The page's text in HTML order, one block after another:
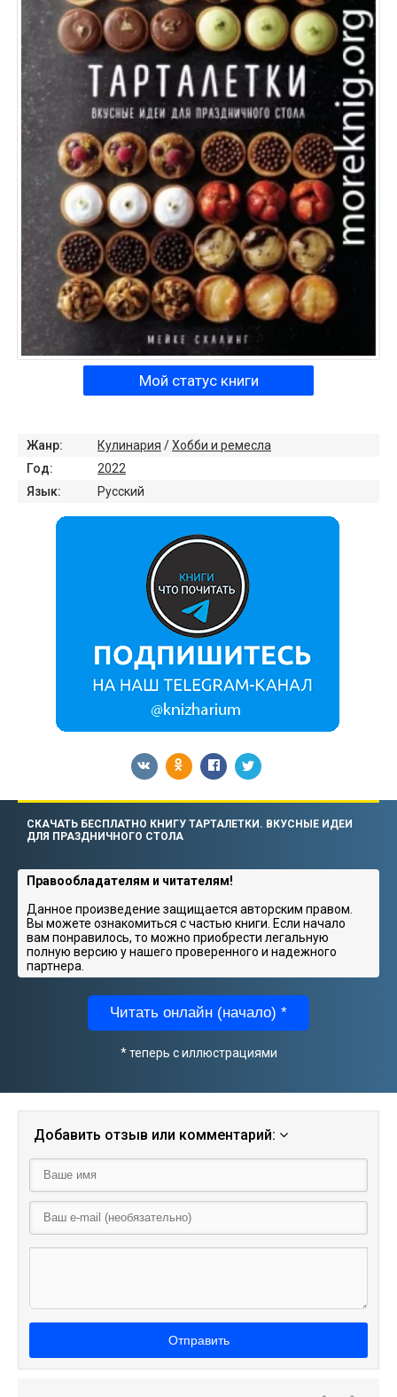
Мой статус книги
Жанр: Кулинария /Хобби и ремесла
Год:
2022
Язык:
Русский
СКАЧАТЬ БЕСПЛАТНО КНИГУ ТАРТАЛЕТКИ. ВКУСНЫЕ ИДЕИ
ДЛЯ ПРАЗДНИЧНОГО СТОЛА
Правообладателям и читателям!
Данное произведение защищается авторским правом.
Вы можете ознакомиться с частью книги. Если начало
вам понравилось, то можно приобрести легальную
полную версию у нашего проверенного и надежного
партнера.
Читать онлайн (начало) *
* теперь с иллюстрациями
Добавить отзыв или комментарий:
Отправить